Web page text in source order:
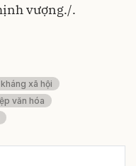
vượng./.
xã hội
văn hóa